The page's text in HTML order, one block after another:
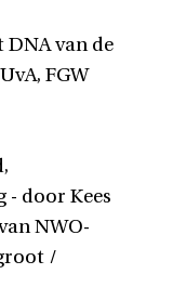
DNA van de
FGW
- door Kees
NWO-
/